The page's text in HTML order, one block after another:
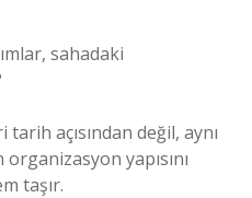
sahadaki
açısından değil, aynı
yapısını
taşır.